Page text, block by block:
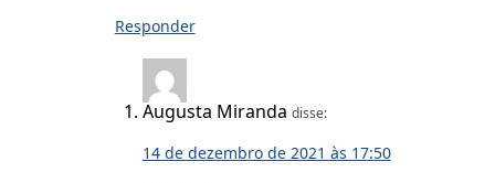
Responder
Augusta Miranda disse:
14 de dezembro de 2021 às 17:50